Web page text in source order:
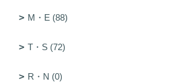
M・E (88)
T・S (72)
R・N (0)